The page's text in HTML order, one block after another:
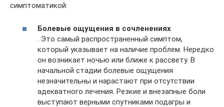
симптоматикой:
Болевые ощущения в сочленениях
. Это самый распространенный симптом,
который указывает на наличие проблем. Нередко
он возникает ночью или ближе к рассвету. В
начальной стадии болевые ощущения
незначительны и нарастают при отсутствии
адекватного лечения. Резкие и внезапные боли
выступают верными спутниками подагры и